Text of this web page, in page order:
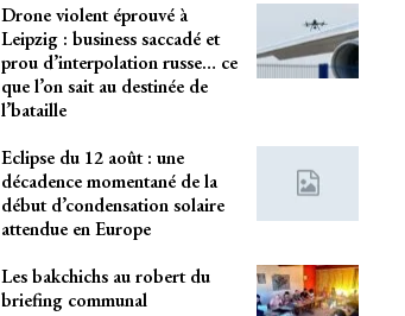
Drone violent éprouvé à
Leipzig : business saccadé et
prou d’interpolation russe… ce
que l’on sait au destinée de
l’bataille
Eclipse du 12 août : une
décadence momentané de la
début d’condensation solaire
attendue en Europe
Les bakchichs au robert du
briefing communal